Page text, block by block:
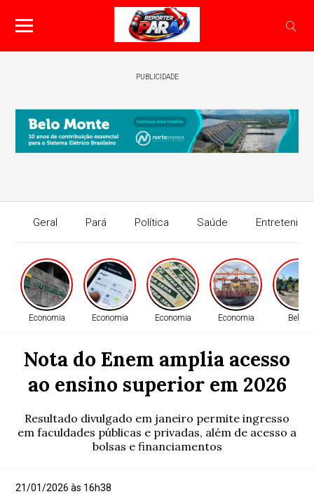
PUBLICIDADE
Geral Pará Política Saúde
Economia Economia Economia Economia Belém
Nota do Enem amplia acesso
ao ensino superior em 2026
Resultado divulgado em janeiro permite ingresso
em faculdades públicas e privadas, além de acesso a
bolsas e financiamentos
21/01/2026 às 16h38